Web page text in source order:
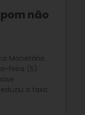
não
Monetária
feira (5)
a taxa